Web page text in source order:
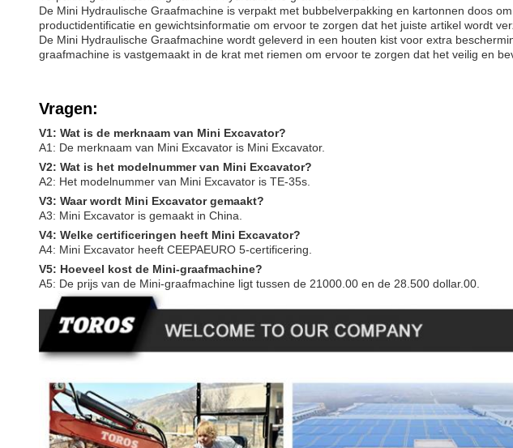
De Mini Hydraulische Graafmachine is verpakt met bubbelverpakking en kartonnen doos
productidentificatie en gewichtsinformatie om ervoor te zorgen dat het juiste artikel wordt
De Mini Hydraulische Graafmachine wordt geleverd in een houten kist voor extra
graafmachine is vastgemaakt in de krat met riemen om ervoor te zorgen dat het veilig en
Vragen:
V1: Wat is de merknaam van Mini Excavator?
A1: De merknaam van Mini Excavator is Mini Excavator.
V2: Wat is het modelnummer van Mini Excavator?
A2: Het modelnummer van Mini Excavator is TE-35s.
V3: Waar wordt Mini Excavator gemaakt?
A3: Mini Excavator is gemaakt in China.
V4: Welke certificeringen heeft Mini Excavator?
A4: Mini Excavator heeft CEEPAEURO 5-certificering.
V5: Hoeveel kost de Mini-graafmachine?
A5: De prijs van de Mini-graafmachine ligt tussen de 21000.00 en de 28.500 dollar.00.